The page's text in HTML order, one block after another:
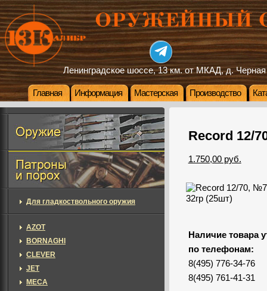
Ленинградское шоссе, 13 км. от МКАД, д. Черная
Главная Информация Мастерская Производство
Record 12/
1.750,00 руб.
Наличие товара
по телефонам:
8(495) 776-34-76
8(495) 761-41-31
Для гладкоствольного оружия
AZOT
BORNAGHI
CLEVER
JET
MECA